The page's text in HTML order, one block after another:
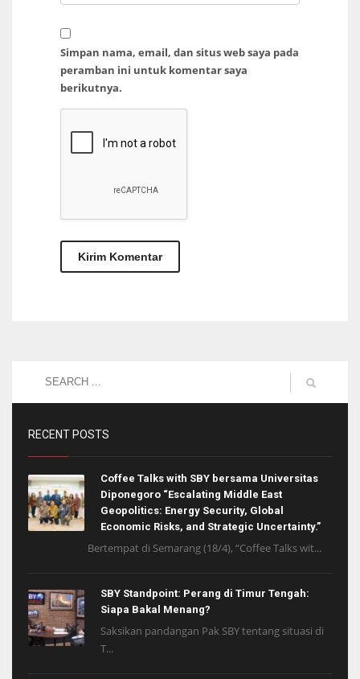
Simpan nama, email, dan situs web saya pada
peramban ini untuk komentar saya
berikutnya.
RECENT POSTS
Coffee Talks with SBY bersama Universitas
Diponegoro “Escalating Middle East
Geopolitics: Energy Security, Global
Economic Risks, and Strategic Uncertainty.”
Bertempat di Semarang (18/4), “Coffee Talks wit...
SBY Standpoint: Perang di Timur Tengah:
Siapa Bakal Menang?
Saksikan pandangan Pak SBY tentang situasi di
T...